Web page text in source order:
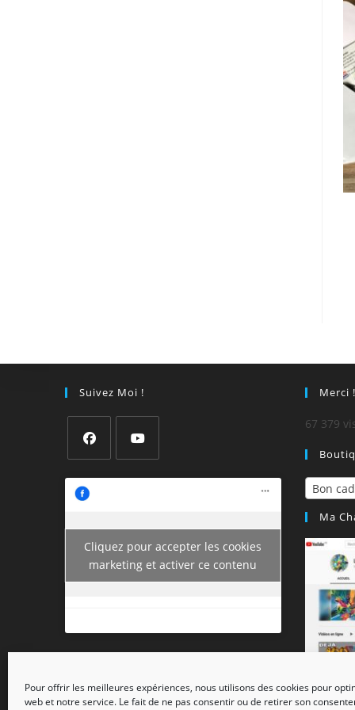
Pour offrir les meilleures expériences, nous utilisons des cookies pour
web et notre service. Le fait de ne pas consentir ou de retirer son
Suivez Moi !
Cliquez pour accepter les cookies
marketing et activer ce contenu
Merci !
67 379
Bon
Ma